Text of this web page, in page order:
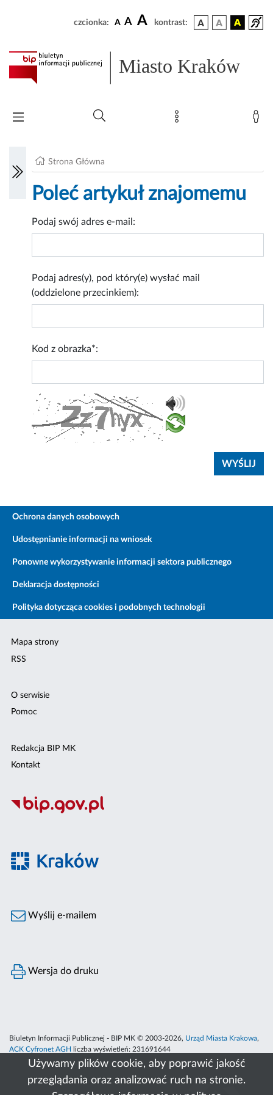
Używamy plików cookie, aby poprawić jakość
przeglądania oraz analizować ruch na stronie.
czcionka: A A A kontrast:
Miasto Kraków
Strona Główna
Poleć artykuł znajomemu
Podaj swój adres e-mail:
Podaj adres(y), pod który(e) wysłać mail
(oddzielone przecinkiem):
Kod z obrazka*:
Ochrona danych osobowych
Udostępnianie informacji na wniosek
Ponowne wykorzystywanie informacji sektora publicznego
Deklaracja dostępności
Polityka dotycząca cookies i podobnych technologii
Mapa strony
RSS
O serwisie
Pomoc
Redakcja BIP MK
Kontakt
Wyślij e-mailem
Wersja do druku
Biuletyn Informacji Publicznej - BIP MK © 2003-2026, Urząd Miasta Krakowa,
ACK Cyfronet AGH
liczba wyświetleń: 231691644